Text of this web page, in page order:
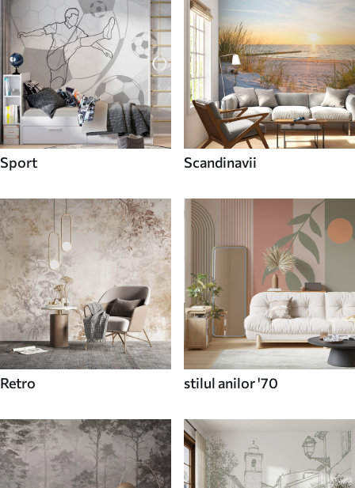
Sport Scandinavii
Retro stilul anilor '70